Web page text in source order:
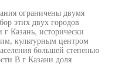
ограничены двумя
этих двух городов
Казань, исторически
культурным центром
большей степенью
В г Казани доля